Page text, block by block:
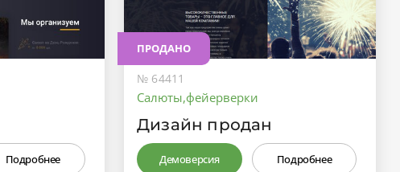
Подробнее
ПРОДАНО
№ 64411
Салюты,фейерверки
Дизайн продан
Демоверсия Подробнее